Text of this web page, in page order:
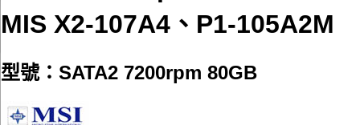
MIS X2-107A4、P1-105A2M
型號：SATA2 7200rpm 80GB